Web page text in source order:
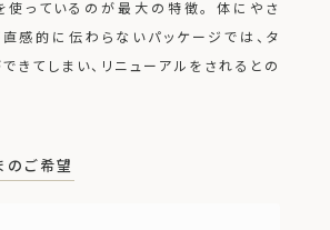
使っているのが最大の特徴。
体にやさ
直感的に伝わらないパッケージでは、タ
きてしまい、リニューアルをされるとの
のご希望